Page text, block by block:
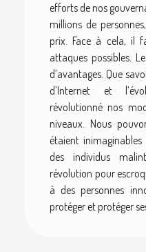
efforts de nos
millions de
prix. Face à cela, il
attaques possibles.
d’avantages. Que
d’Internet et
révolutionné nos
niveaux. Nous
étaient
des individus
révolution pour
à des personnes
protéger et protéger